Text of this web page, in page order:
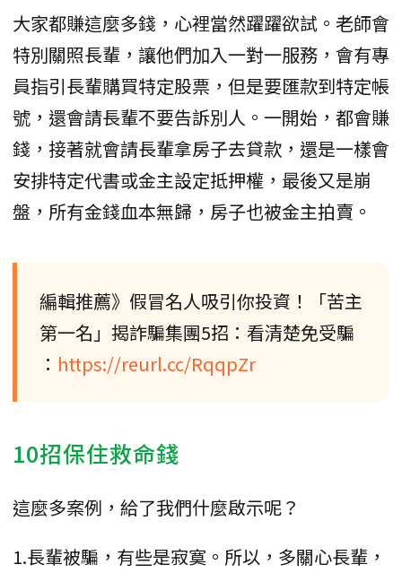
大家都賺這麼多錢，心裡當然躍躍欲試。老師會
特別關照長輩，讓他們加入一對一服務，會有專
員指引長輩購買特定股票，但是要匯款到特定帳
號，還會請長輩不要告訴別人。一開始，都會賺
錢，接著就會請長輩拿房子去貸款，還是一樣會
安排特定代書或金主設定抵押權，最後又是崩
盤，所有金錢血本無歸，房子也被金主拍賣。
編輯推薦》假冒名人吸引你投資！「苦主
第一名」揭詐騙集團5招：看清楚免受騙
： https://reurl.cc/RqqpZr
10招保住救命錢
這麼多案例，給了我們什麼啟示呢？
1.長輩被騙，有些是寂寞。所以，多關心長輩，